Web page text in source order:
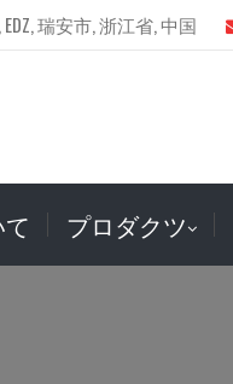
EDZ, 瑞安市, 浙江省, 中国
プロダクツ